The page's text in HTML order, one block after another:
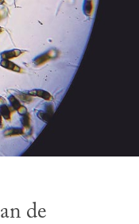
de